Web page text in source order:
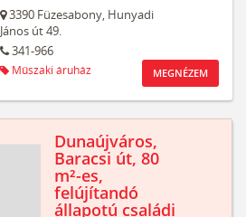
3390 Füzesabony, Hunyadi
János út 49.
341-966
Műszaki áruház MEGNÉZEM
Dunaújváros,
Baracsi út, 80
m²-es,
felújítandó
állapotú családi